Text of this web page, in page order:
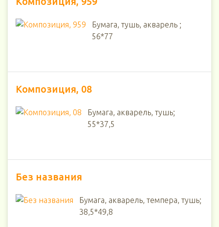
Бумага, тушь, акварель ;
56*77
Композиция, 08
Бумага, акварель, тушь;
55*37,5
Без названия
Бумага, акварель, темпера, тушь;
38,5*49,8